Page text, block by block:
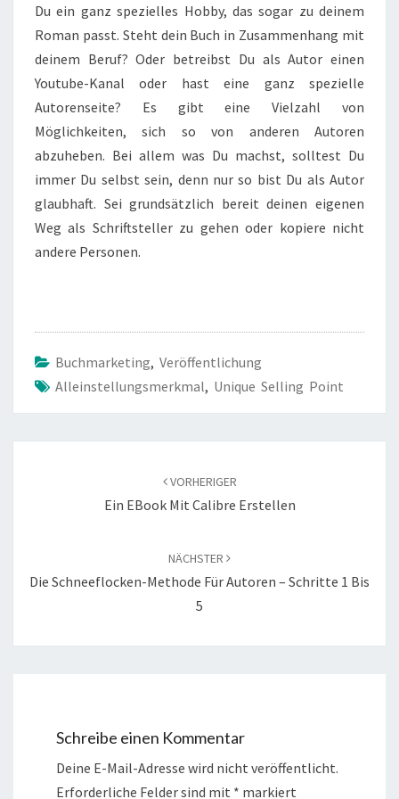
Du ein ganz spezielles Hobby, das sogar zu deinem
Roman passt. Steht dein Buch in Zusammenhang mit
deinem Beruf? Oder betreibst Du als Autor einen
Youtube-Kanal oder hast eine ganz spezielle
Autorenseite? Es gibt eine Vielzahl von
Möglichkeiten, sich so von anderen Autoren
abzuheben. Bei allem was Du machst, solltest Du
immer Du selbst sein, denn nur so bist Du als Autor
glaubhaft. Sei grundsätzlich bereit deinen eigenen
Weg als Schriftsteller zu gehen oder kopiere nicht
andere Personen.
Buchmarketing, Veröffentlichung
Alleinstellungsmerkmal, Unique Selling Point
VORHERIGER
Ein EBook Mit Calibre Erstellen
NÄCHSTER
Die Schneeflocken-Methode Für Autoren – Schritte 1 Bis
5
Schreibe einen Kommentar
Deine E-Mail-Adresse wird nicht veröffentlicht.
Erforderliche Felder sind mit * markiert